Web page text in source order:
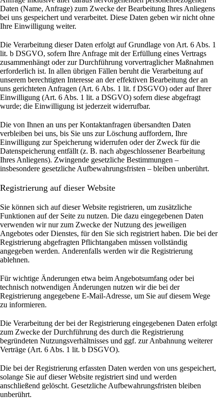
Daten (Name, Anfrage) zum Zwecke der Bearbeitung Ihres Anliegens
bei uns gespeichert und verarbeitet. Diese Daten geben wir nicht ohne
Ihre Einwilligung weiter.
Die Verarbeitung dieser Daten erfolgt auf Grundlage von Art. 6 Abs. 1
lit. b DSGVO, sofern Ihre Anfrage mit der Erfüllung eines Vertrags
zusammenhängt oder zur Durchführung vorvertraglicher Maßnahmen
erforderlich ist. In allen übrigen Fällen beruht die Verarbeitung auf
unserem berechtigten Interesse an der effektiven Bearbeitung der an
uns gerichteten Anfragen (Art. 6 Abs. 1 lit. f DSGVO) oder auf Ihrer
Einwilligung (Art. 6 Abs. 1 lit. a DSGVO) sofern diese abgefragt
wurde; die Einwilligung ist jederzeit widerrufbar.
Die von Ihnen an uns per Kontaktanfragen übersandten Daten
verbleiben bei uns, bis Sie uns zur Löschung auffordern, Ihre
Einwilligung zur Speicherung widerrufen oder der Zweck für die
Datenspeicherung entfällt (z. B. nach abgeschlossener Bearbeitung
Ihres Anliegens). Zwingende gesetzliche Bestimmungen –
insbesondere gesetzliche Aufbewahrungsfristen – bleiben unberührt.
Registrierung auf dieser Website
Sie können sich auf dieser Website registrieren, um zusätzliche
Funktionen auf der Seite zu nutzen. Die dazu eingegebenen Daten
verwenden wir nur zum Zwecke der Nutzung des jeweiligen
Angebotes oder Dienstes, für den Sie sich registriert haben. Die bei der
Registrierung abgefragten Pflichtangaben müssen vollständig
angegeben werden. Anderenfalls werden wir die Registrierung
ablehnen.
Für wichtige Änderungen etwa beim Angebotsumfang oder bei
technisch notwendigen Änderungen nutzen wir die bei der
Registrierung angegebene E-Mail-Adresse, um Sie auf diesem Wege
zu informieren.
Die Verarbeitung der bei der Registrierung eingegebenen Daten erfolgt
zum Zwecke der Durchführung des durch die Registrierung
begründeten Nutzungsverhältnisses und ggf. zur Anbahnung weiterer
Verträge (Art. 6 Abs. 1 lit. b DSGVO).
Die bei der Registrierung erfassten Daten werden von uns gespeichert,
solange Sie auf dieser Website registriert sind und werden
anschließend gelöscht. Gesetzliche Aufbewahrungsfristen bleiben
unberührt.